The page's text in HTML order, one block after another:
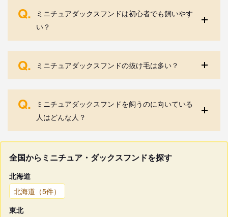
Q.
ミニチュアダックスフンドは初心者でも飼いやす
い？
Q. ミニチュアダックスフンドの抜け毛は多い？
Q.
ミニチュアダックスフンドを飼うのに向いている
人はどんな人？
全国からミニチュア・ダックスフンドを探す
北海道
北海道（5件）
東北